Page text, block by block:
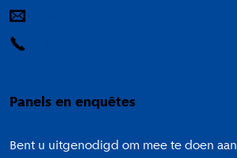
Panels en enquêtes
Bent u uitgenodigd om mee te doen aan